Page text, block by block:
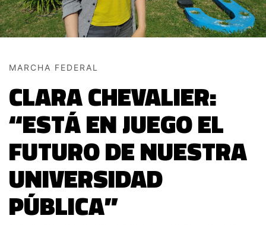
MARCHA FEDERAL
CLARA CHEVALIER:
“ESTÁ EN JUEGO EL
FUTURO DE NUESTRA
UNIVERSIDAD
PÚBLICA”